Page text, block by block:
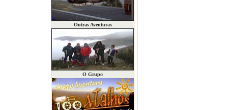
Outras Aventuras
O Grupo